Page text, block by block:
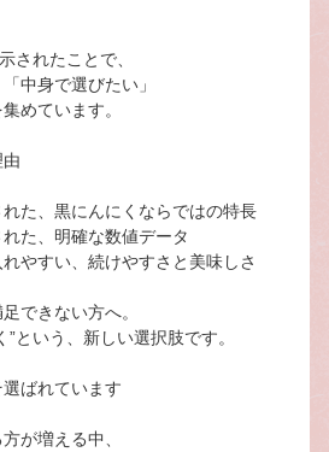
されたことで、
中身で選びたい」
めています。
れた、黒にんにくならではの特長
た、明確な数値データ
やすい、続けやすさと美味しさ
できない方へ。
という、新しい選択肢です。
ばれています
が増える中、